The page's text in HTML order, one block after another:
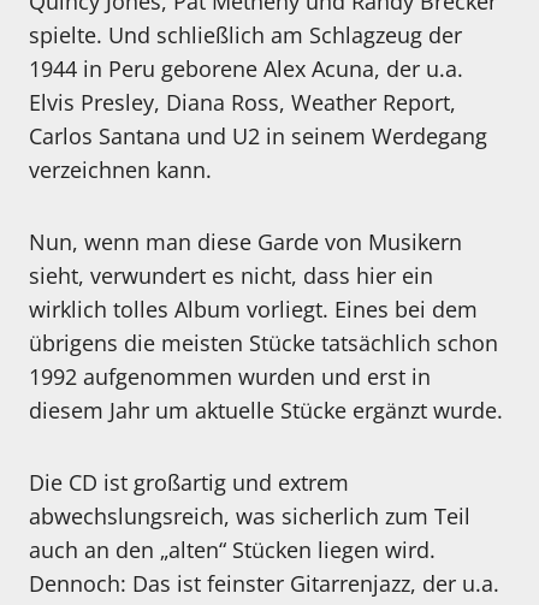
spielte. Und schließlich am Schlagzeug der
1944 in Peru geborene Alex Acuna, der u.a.
Elvis Presley, Diana Ross, Weather Report,
Carlos Santana und U2 in seinem Werdegang
verzeichnen kann.
Nun, wenn man diese Garde von Musikern
sieht, verwundert es nicht, dass hier ein
wirklich tolles Album vorliegt. Eines bei dem
übrigens die meisten Stücke tatsächlich schon
1992 aufgenommen wurden und erst in
diesem Jahr um aktuelle Stücke ergänzt wurde.
Die CD ist großartig und extrem
abwechslungsreich, was sicherlich zum Teil
auch an den „alten“ Stücken liegen wird.
Dennoch: Das ist feinster Gitarrenjazz, der u.a.